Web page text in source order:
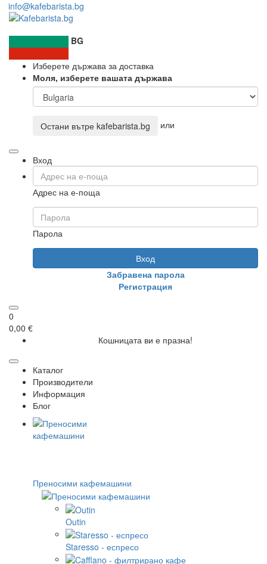
info@kafebarista.bg
BG
Изберете държава за доставка
Моля, изберете вашата държава
Остани вътре kafebarista.bg или
Вход
Адрес на е-поща
Парола
Вход
Забравена парола
Регистрация
0
0,00 €
Кошницата ви е празна!
Каталог
Производители
Информация
Блог
Преносими кафемашини
Outin
Staresso - еспресо